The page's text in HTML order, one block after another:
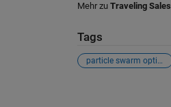
Mehr zu Traveling
Tags
particle swarm optimisation